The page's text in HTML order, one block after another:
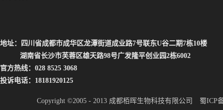
地址：四川省成都市成华区龙潭街道成业路7号联东U谷二期7栋10楼
湖南省长沙市芙蓉区雄天路98号广发隆平创业园2栋6002
官方热线：028 8525 3068
投诉电话：18181920125
Copyright ©2005 - 2013 成都栢晖生物科技有限公司 蜀ICP